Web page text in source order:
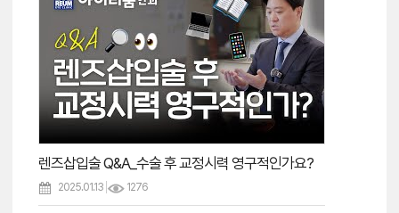
렌즈삽입술 Q&A_수술 후 교정시력 영구적인가요?
2025.01.13 1276